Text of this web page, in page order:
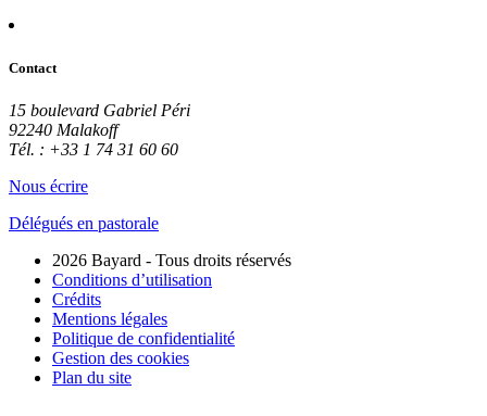
Contact
15 boulevard Gabriel Péri
92240 Malakoff
Tél. : +33 1 74 31 60 60
Nous écrire
Délégués en pastorale
2026 Bayard - Tous droits réservés
Conditions d’utilisation
Crédits
Mentions légales
Politique de confidentialité
Gestion des cookies
Plan du site